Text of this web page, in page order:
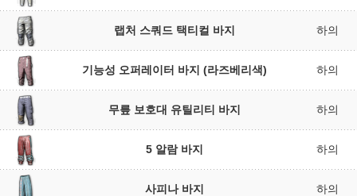
랩처 스쿼드 택티컬 바지 하의
기능성 오퍼레이터 바지 (라즈베리색) 하의
무릎 보호대 유틸리티 바지 하의
5 알람 바지 하의
사피나 바지 하의